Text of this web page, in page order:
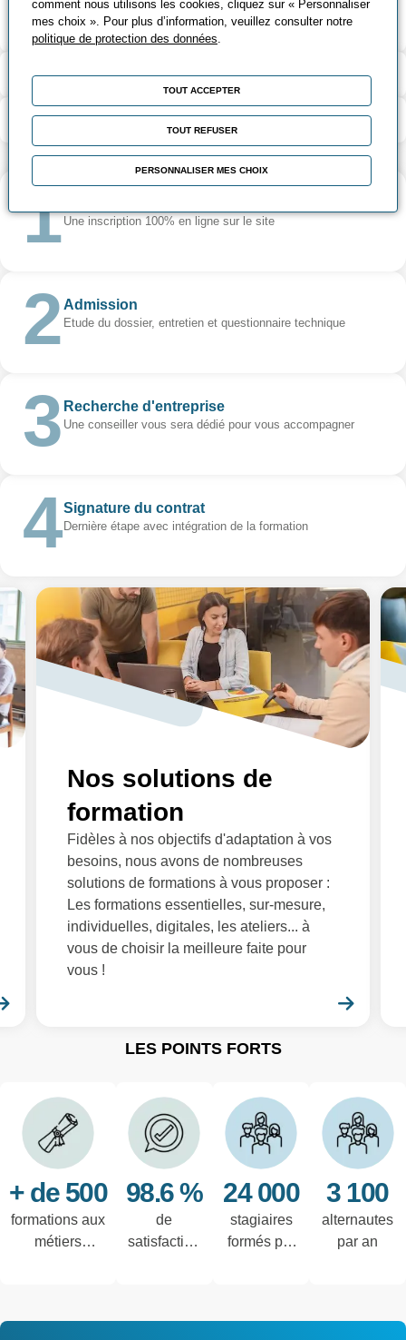
Suite de parcours et passerelles
possibles
Passerelles - Métiers - Débouchés
Contenu de la formation
Une inscription 100% en ligne sur le site
Admission
Etude du dossier, entretien et questionnaire technique
Recherche d'entreprise
Une conseiller vous sera dédié pour vous accompagner
Signature du contrat
Dernière étape avec intégration de la formation
Nos solutions de
formation
Fidèles à nos objectifs d'adaptation à vos
besoins, nous avons de nombreuses
solutions de formations à vous proposer :
Les formations essentielles, sur-mesure,
individuelles, digitales, les ateliers... à
vous de choisir la meilleure faite pour
vous !
LES POINTS FORTS
+ de 500
formations aux
métiers
98.6 %
de
satisfaction
24 000
stagiaires
formés par
3 100
alternautes
par an
comment nous utilisons les cookies, cliquez sur « Personnaliser
mes choix ». Pour plus d’information, veuillez consulter notre
politique de protection des données
TOUT ACCEPTER
TOUT REFUSER
PERSONNALISER MES CHOIX